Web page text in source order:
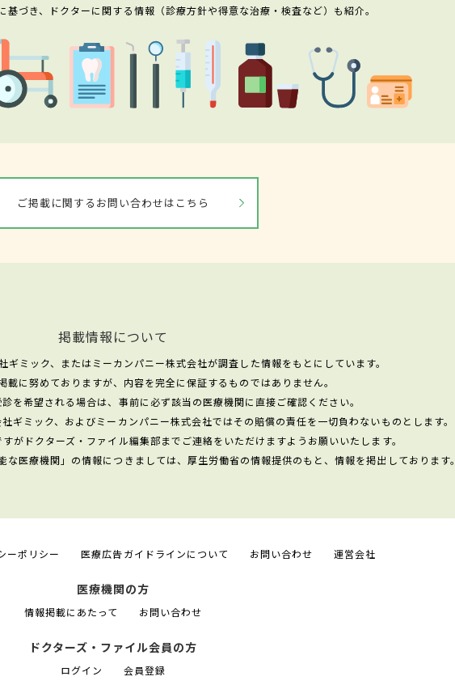
基づき、ドクターに関する情報（診療方針や得意な治療・検査など）も紹介。
ご掲載に関するお問い合わせはこちら
掲載情報について
ミック、またはミーカンパニー株式会社が調査した情報をもとにしています。
載に努めておりますが、内容を完全に保証するものではありません。
を希望される場合は、事前に必ず該当の医療機関に直接ご確認ください。
ギミック、およびミーカンパニー株式会社ではその賠償の責任を一切負わないものとします。
がドクターズ・ファイル編集部までご連絡をいただけますようお願いいたします。
医療機関」の情報につきましては、厚生労働省の情報提供のもと、情報を掲出しております。
ーポリシー 医療広告ガイドラインについて お問い合わせ 運営会社
医療機関の方
情報掲載にあたって お問い合わせ
ドクターズ・ファイル会員の方
ログイン 会員登録